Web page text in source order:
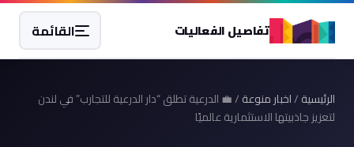
تفاصيل الفعاليات القائمة
الرئيسية/اخبار منوعة/ 💼 الدرعية تطلق “دار الدرعية للتجارب” في لندن
لتعزيز جاذبيتها الاستثمارية عالميًا